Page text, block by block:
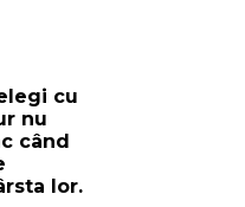
cu
nu
când
lor.